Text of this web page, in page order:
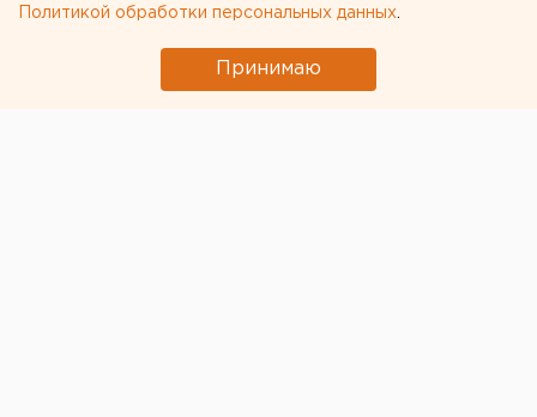
Политикой обработки персональных данных
Принимаю